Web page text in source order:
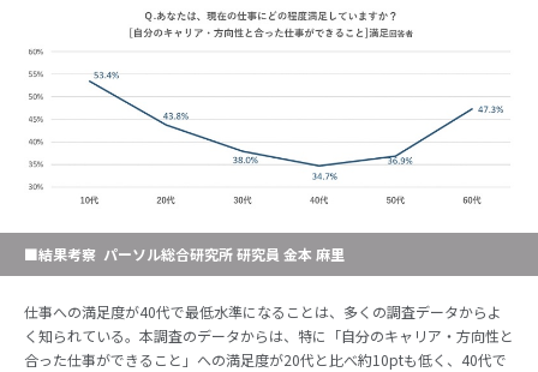
■結果考察 パーソル総合研究所 研究員 金本 麻里
仕事への満足度が40代で最低水準になることは、多くの調査データからよ
く知られている。本調査のデータからは、特に「自分のキャリア・方向性と
合った仕事ができること」への満足度が20代と比べ約10ptも低く、40代で